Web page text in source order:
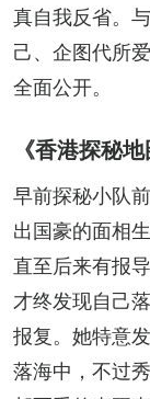
真自我反省。
己、企图代所
全面公开。
《香港探秘
早前探秘小队
出国豪的面相
直至后来有报
才终发现自己
报复。她特意
落海中，不过